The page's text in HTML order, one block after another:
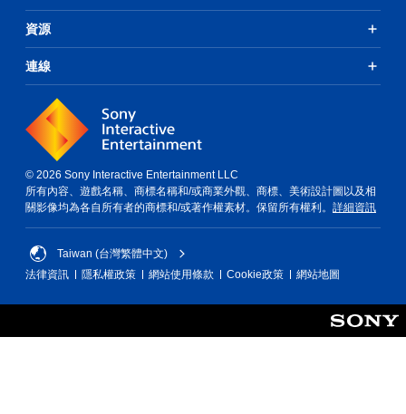
資源
連線
© 2026 Sony Interactive Entertainment LLC
所有內容、遊戲名稱、商標名稱和/或商業外觀、商標、美術設計圖以及相
關影像均為各自所有者的商標和/或著作權素材。保留所有權利。 詳細資訊
Taiwan (台灣繁體中文)
法律資訊
隱私權政策 網站使用條款 Cookie政策 網站地圖